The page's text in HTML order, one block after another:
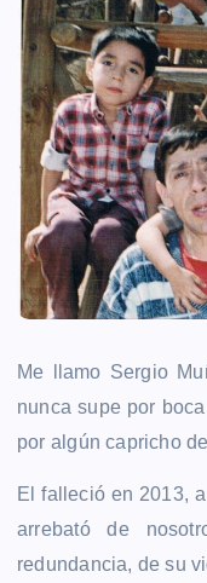
Me llamo Sergio
nunca supe por
por algún capricho
El falleció en 2013,
arrebató de
redundancia, de su